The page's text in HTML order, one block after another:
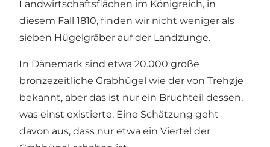
Landwirtschaftsflächen im Königreich, in
diesem Fall 1810, finden wir nicht weniger als
sieben Hügelgräber auf der Landzunge.
In Dänemark sind etwa 20.000 große
bronzezeitliche Grabhügel wie der von Trehøje
bekannt, aber das ist nur ein Bruchteil dessen,
was einst existierte. Eine Schätzung geht
davon aus, dass nur etwa ein Viertel der